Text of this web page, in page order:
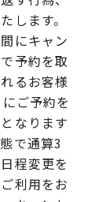
します。
にキャン
予約を取
るお客様
ご予約を
なります
で通算3
程変更を
利用をお